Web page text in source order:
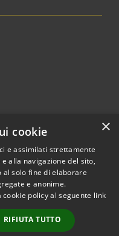
Copyright © 2021 •
Comune di Concesio •
Powered byMunicipium
Accesso redazione
×
cookie
e assimilati strettamente
alla navigazione del sito,
al solo fine di elaborare
e anonime.
policy al seguente link
RIFIUTA TUTTO